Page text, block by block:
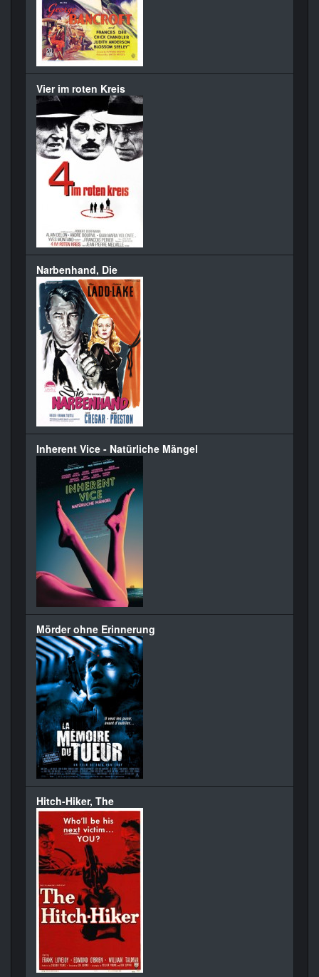
Vier im roten Kreis
Narbenhand, Die
Inherent Vice - Natürliche Mängel
Mörder ohne Erinnerung
Hitch-Hiker, The